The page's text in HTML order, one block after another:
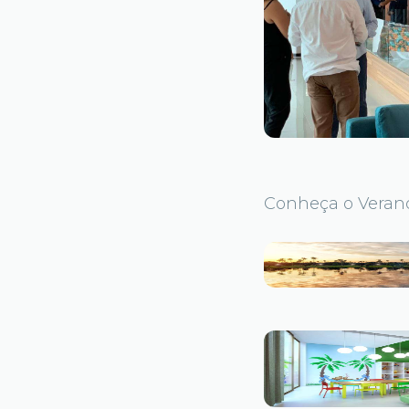
Conheça o